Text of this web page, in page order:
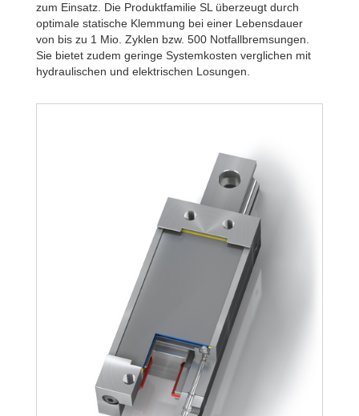
zum Einsatz. Die Produktfamilie SL überzeugt durch
optimale statische Klemmung bei einer Lebensdauer
von bis zu 1 Mio. Zyklen bzw. 500 Notfallbremsungen.
Sie bietet zudem geringe Systemkosten verglichen mit
hydraulischen und elektrischen Losungen.